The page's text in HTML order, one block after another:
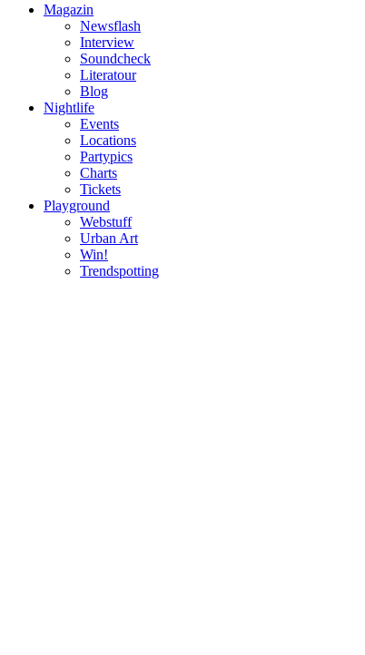
Magazin
Newsflash
Interview
Soundcheck
Literatour
Blog
Nightlife
Events
Locations
Partypics
Charts
Tickets
Playground
Webstuff
Urban Art
Win!
Trendspotting